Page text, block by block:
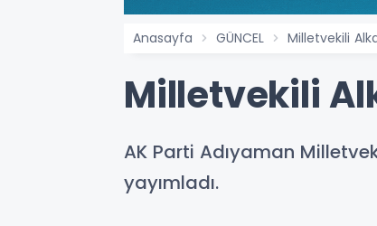
Anasayfa GÜNCEL Milletvekili
Milletvekili
AK Parti Adıyaman
yayımladı.